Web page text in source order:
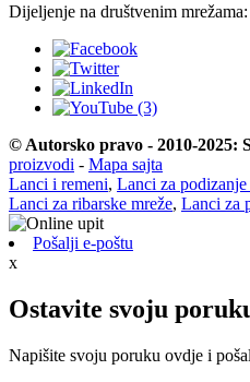
Dijeljenje na društvenim mrežama:
© Autorsko pravo - 2010-2025:
proizvodi - Mapa sajta
Lanci i remeni, Lanci za podizanje
Lanci za ribarske mreže, Lanci za
Pošalji e-poštu
x
Ostavite svoju
Napišite svoju poruku ovdje i